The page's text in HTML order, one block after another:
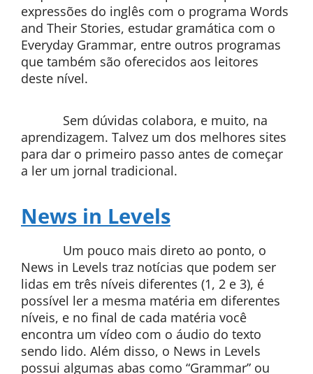
expressões do inglês com o programa Words
and Their Stories, estudar gramática com o
Everyday Grammar, entre outros programas
que também são oferecidos aos leitores
deste nível.
Sem dúvidas colabora, e muito, na
aprendizagem. Talvez um dos melhores sites
para dar o primeiro passo antes de começar
a ler um jornal tradicional.
News in Levels
Um pouco mais direto ao ponto, o
News in Levels traz notícias que podem ser
lidas em três níveis diferentes (1, 2 e 3), é
possível ler a mesma matéria em diferentes
níveis, e no final de cada matéria você
encontra um vídeo com o áudio do texto
sendo lido. Além disso, o News in Levels
possui algumas abas como “Grammar” ou